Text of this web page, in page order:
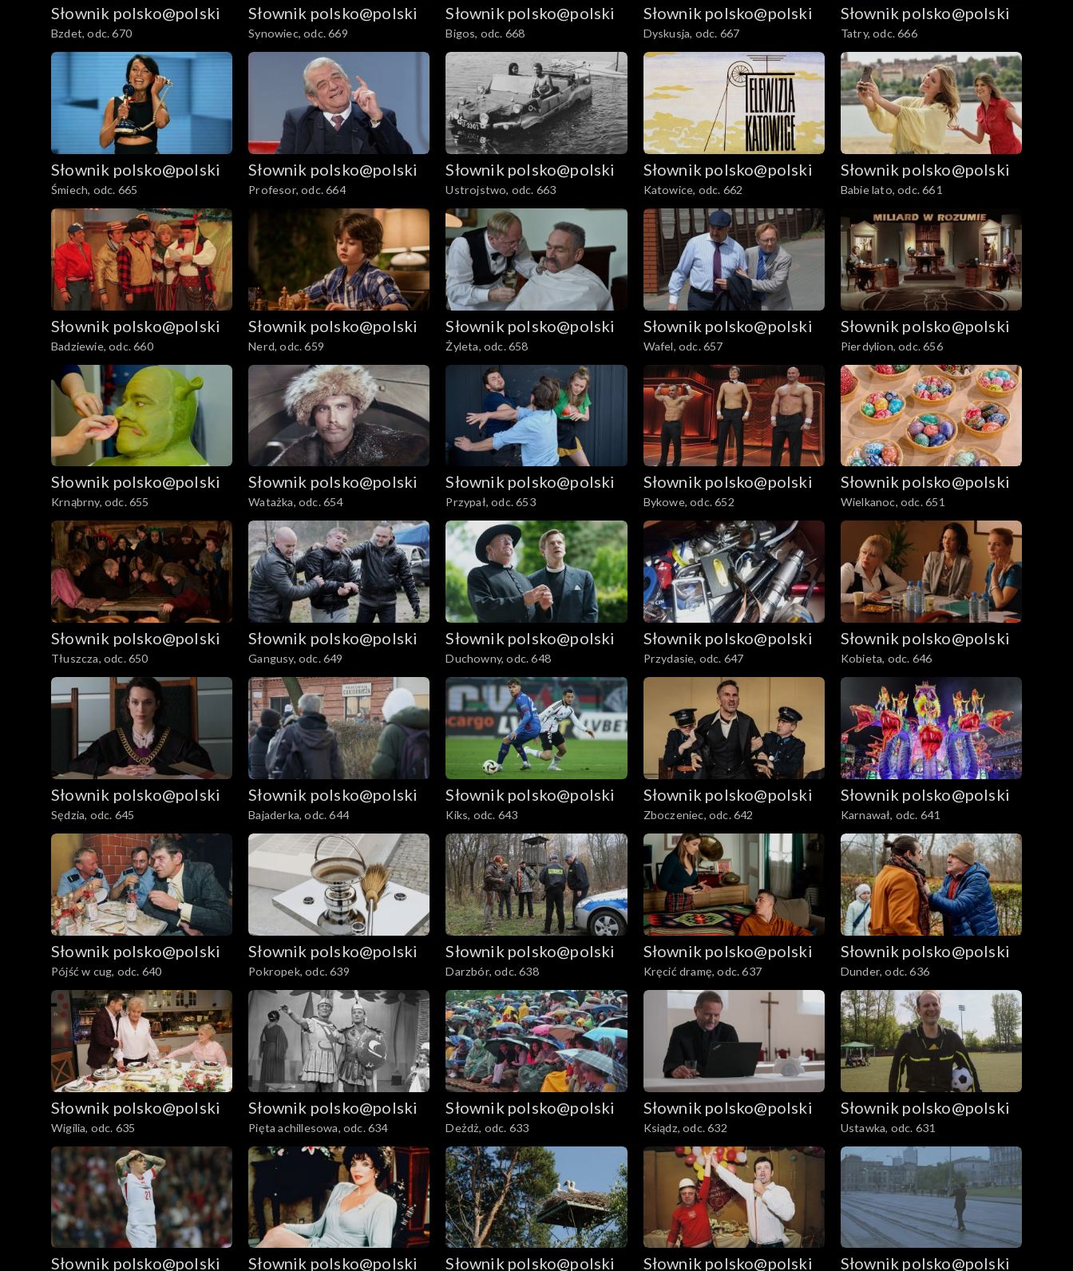
Słownik polsko@polski
Bzdet, odc. 670
Słownik polsko@polski
Synowiec, odc. 669
Słownik polsko@polski
Bigos, odc. 668
Słownik polsko@polski
Dyskusja, odc. 667
Słownik polsko@polski
Tatry, odc. 666
Słownik polsko@polski
Śmiech, odc. 665
Słownik polsko@polski
Profesor, odc. 664
Słownik polsko@polski
Ustrojstwo, odc. 663
Słownik polsko@polski
Katowice, odc. 662
Słownik polsko@polski
Babie lato, odc. 661
Słownik polsko@polski
Badziewie, odc. 660
Słownik polsko@polski
Nerd, odc. 659
Słownik polsko@polski
Żyleta, odc. 658
Słownik polsko@polski
Wafel, odc. 657
Słownik polsko@polski
Pierdylion, odc. 656
Słownik polsko@polski
Krnąbrny, odc. 655
Słownik polsko@polski
Watażka, odc. 654
Słownik polsko@polski
Przypał, odc. 653
Słownik polsko@polski
Bykowe, odc. 652
Słownik polsko@polski
Wielkanoc, odc. 651
Słownik polsko@polski
Tłuszcza, odc. 650
Słownik polsko@polski
Gangusy, odc. 649
Słownik polsko@polski
Duchowny, odc. 648
Słownik polsko@polski
Przydasie, odc. 647
Słownik polsko@polski
Kobieta, odc. 646
Słownik polsko@polski
Sędzia, odc. 645
Słownik polsko@polski
Bajaderka, odc. 644
Słownik polsko@polski
Kiks, odc. 643
Słownik polsko@polski
Zboczeniec, odc. 642
Słownik polsko@polski
Karnawał, odc. 641
Słownik polsko@polski
Pójść w cug, odc. 640
Słownik polsko@polski
Pokropek, odc. 639
Słownik polsko@polski
Darzbór, odc. 638
Słownik polsko@polski
Kręcić dramę, odc. 637
Słownik polsko@polski
Dunder, odc. 636
Słownik polsko@polski
Wigilia, odc. 635
Słownik polsko@polski
Pięta achillesowa, odc. 634
Słownik polsko@polski
Deżdż, odc. 633
Słownik polsko@polski
Ksiądz, odc. 632
Słownik polsko@polski
Ustawka, odc. 631
Słownik polsko@polski Słownik polsko@polski Słownik polsko@polski Słownik polsko@polski Słownik polsko@polski